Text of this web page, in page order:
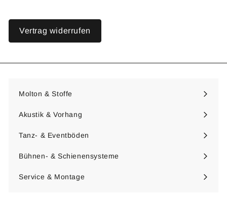
Vertrag widerrufen
Molton & Stoffe
Menü
Akustik & Vorhang
Menü
Tanz- & Eventböden
Menü
Bühnen- & Schienensysteme
Menü
Service & Montage